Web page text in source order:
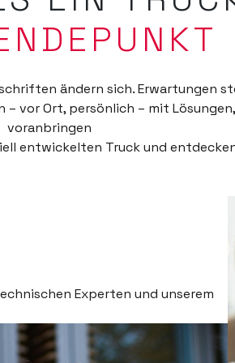
ändern sich. Erwartungen
– vor Ort, persönlich – mit
voranbringen
entwickelten Truck und
Experten und unserem